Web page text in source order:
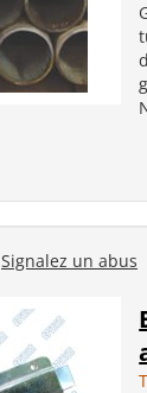
Signalez un abus